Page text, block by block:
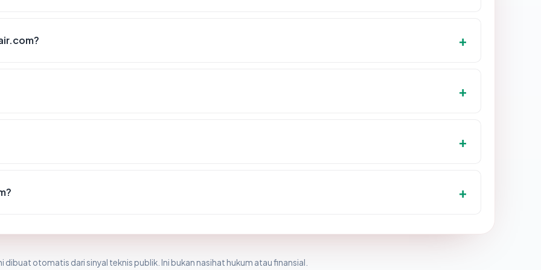
dibuat otomatis dari sinyal teknis publik. Ini bukan nasihat hukum atau finansial.